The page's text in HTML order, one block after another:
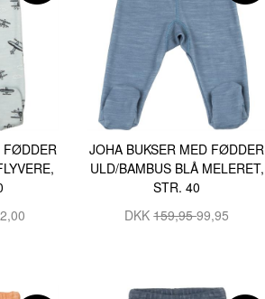
FØDDER
JOHA BUKSER MED FØDDER
ULD/BAMBUS BLÅ MELERET,
STR. 40
DKK159,9599,95